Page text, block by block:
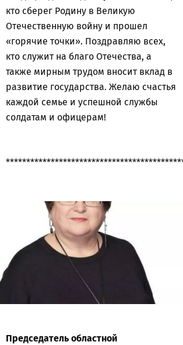
кто сберег Родину в Великую
Отечественную войну и прошел
«горячие точки». Поздравляю всех,
кто служит на благо Отечества, а
также мирным трудом вносит вклад в
развитие государства. Желаю счастья
каждой семье и успешной службы
солдатам и офицерам!
Председатель областной